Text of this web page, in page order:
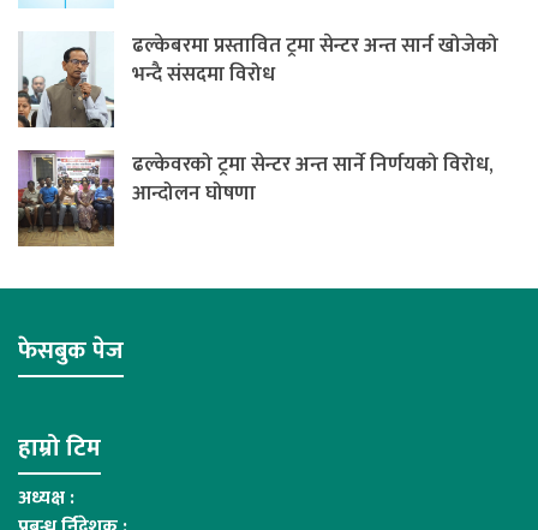
ढल्केबरमा प्रस्तावित ट्रमा सेन्टर अन्त सार्न खोजेको
भन्दै संसदमा विरोध
ढल्केवरको ट्रमा सेन्टर अन्त सार्ने निर्णयको विरोध,
आन्दोलन घोषणा
फेसबुक पेज
हाम्रो टिम
अध्यक्ष :